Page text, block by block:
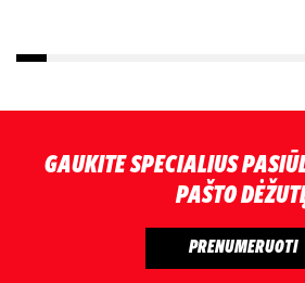
GAUKITE SPECIALIUS
PAŠTO